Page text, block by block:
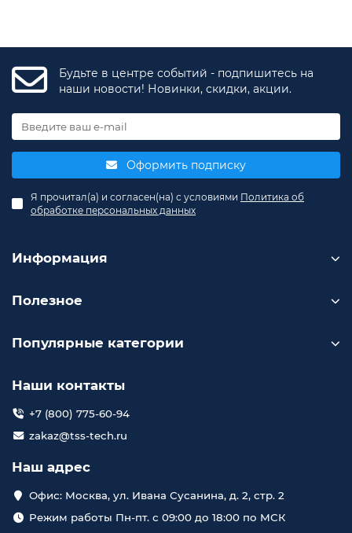
Будьте в центре событий - подпишитесь на
наши новости! Новинки, скидки, акции.
Оформить подписку
Я прочитал(а) и согласен(на) с условиями Политика об
обработке персональных данных
Информация
Полезное
Популярные категории
Наши контакты
+7 (800) 775-60-94
zakaz@tss-tech.ru
Наш адрес
Офис: Москва, ул. Ивана Сусанина, д. 2, стр. 2
Режим работы Пн-пт. с 09:00 до 18:00 по МСК